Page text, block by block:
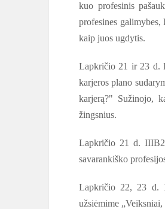
kuo profesinis
profesines
kaip juos ugdytis.
Lapkričio 21 ir 23 d.
karjeros plano
karjerą?" Sužinojo,
žingsnius.
Lapkričio 21 d.
savarankiško
Lapkričio 22, 23 d.
užsiėmime